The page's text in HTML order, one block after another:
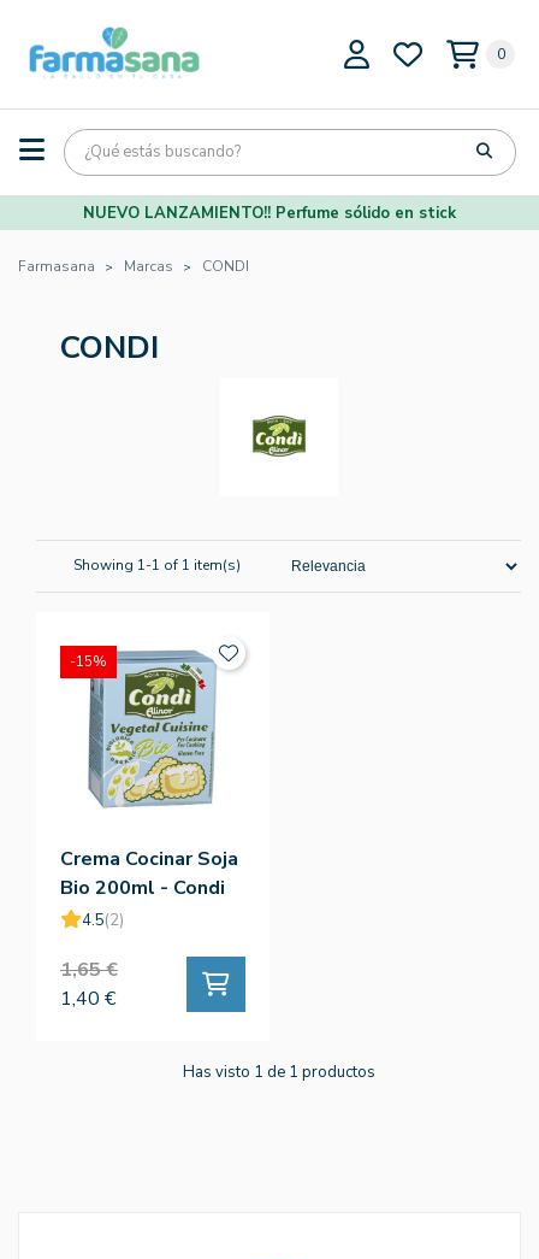
0
NUEVO LANZAMIENTO!! Perfume sólido en stick
Farmasana Marcas CONDI
CONDI
Showing 1-1 of 1 item(s)
Crema Cocinar Soja
Bio 200ml - Condi
4.5(2)
1,65 €
1,40 €
-15%
Has visto 1 de 1 productos